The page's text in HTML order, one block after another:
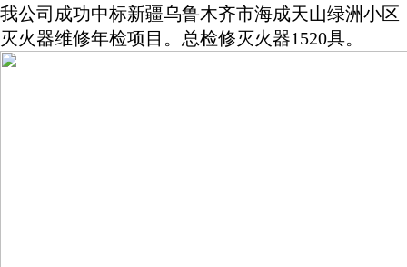
我公司成功中标新疆乌鲁木齐市海成天山绿洲小区
灭火器维修年检项目。总检修灭火器1520具。